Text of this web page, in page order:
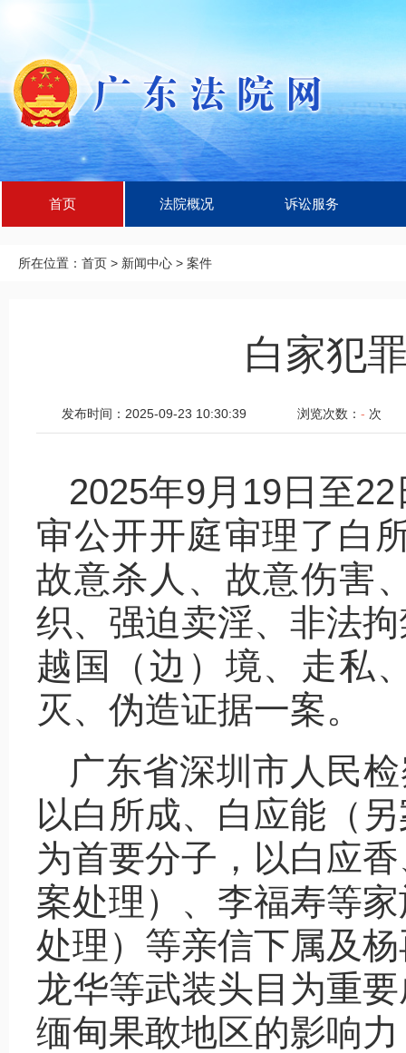
首页 法院概况 诉讼服务
所在位置： 首页 > 新闻中心 > 案件
白家犯
发布时间：2025-09-23 10:30:39 浏览次数： - 次
2025年9月19日至
审公开开庭审理了白
故意杀人、故意伤害
织、强迫卖淫、非法
越国（边）境、走私
灭、伪造证据一案。
广东省深圳市人民
以白所成、白应能（
为首要分子，以白应
案处理）、李福寿等
处理）等亲信下属及
龙华等武装头目为重
缅甸果敢地区的影响